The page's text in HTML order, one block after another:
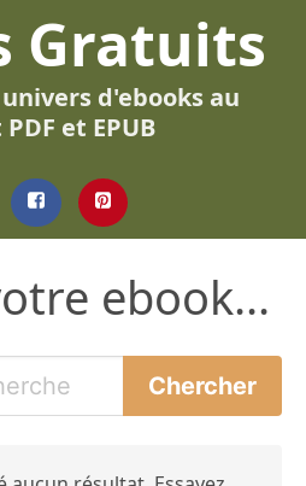
Gratuits
d'ebooks au
et EPUB
ebook...